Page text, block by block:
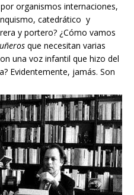
organismos internaciones,
catedrático y
y portero? ¿Cómo vamos
que necesitan varias
una voz infantil que hizo del
Evidentemente, jamás. Son